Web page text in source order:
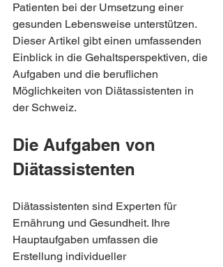
Patienten bei der Umsetzung einer
gesunden Lebensweise unterstützen.
Dieser Artikel gibt einen umfassenden
Einblick in die Gehaltsperspektiven, die
Aufgaben und die beruflichen
Möglichkeiten von Diätassistenten in
der Schweiz.
Die Aufgaben von
Diätassistenten
Diätassistenten sind Experten für
Ernährung und Gesundheit. Ihre
Hauptaufgaben umfassen die
Erstellung individueller